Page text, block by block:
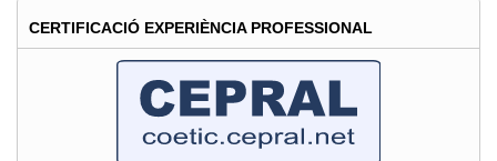
CERTIFICACIÓ EXPERIÈNCIA PROFESSIONAL